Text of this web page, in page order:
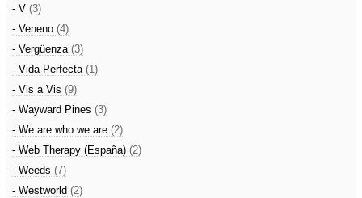
- V (3)
- Veneno (4)
- Vergüenza (3)
- Vida Perfecta (1)
- Vis a Vis (9)
- Wayward Pines (3)
- We are who we are (2)
- Web Therapy (España) (2)
- Weeds (7)
- Westworld (2)